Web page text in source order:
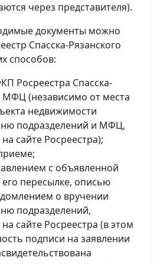
через представителя).
документы можно
Спасска-Рязанского
способов:
Росреестра Спасска-
МФЦ (независимо от места
недвижимости
подразделений и МФЦ,
сайте Росреестра);
с объявленной
пересылке, описью
о вручении
подразделений,
сайте Росреестра (в этом
подписи на заявлении